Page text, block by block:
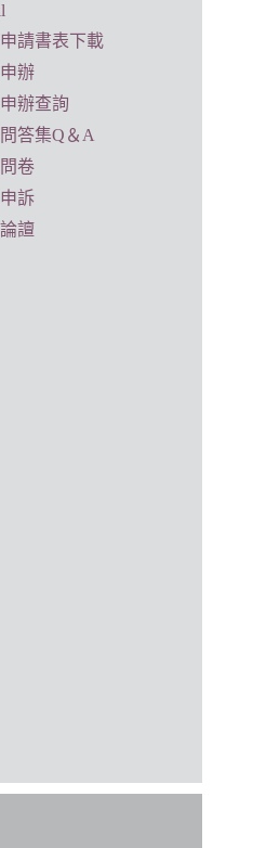
請書表下載
辦
辦查詢
答集Q＆A
卷
訴
譠